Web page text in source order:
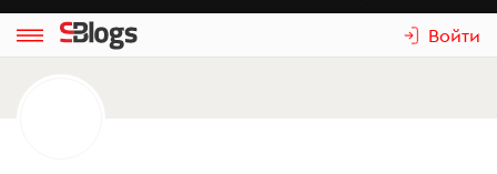
Войти